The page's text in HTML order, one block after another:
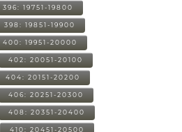
396: 19751-19800
398: 19851-19900
400: 19951-20000
402: 20051-20100
404: 20151-20200
406: 20251-20300
408: 20351-20400
410: 20451-20500